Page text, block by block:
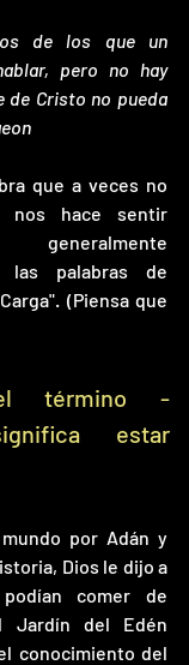
de los que un
pero no hay
de Cristo no pueda
que a veces no
nos hace sentir
las palabras de
(Piensa que
término -
estar
por Adán y
Dios le dijo a
comer de
Jardín del Edén
conocimiento del